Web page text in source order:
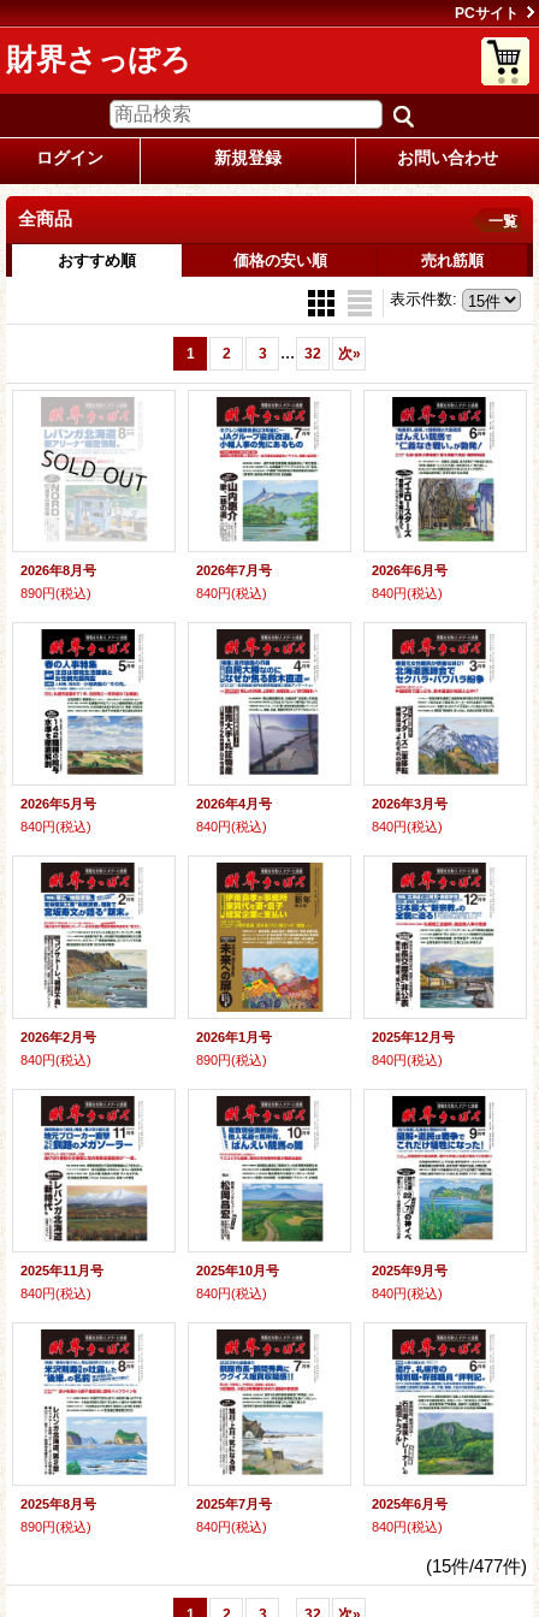
PCサイト
財界さっぽろ
ログイン 新規登録 お問い合わせ
全商品 一覧
おすすめ順 価格の安い順 売れ筋順
表示件数:
1 2 3 ... 32 次»
2026年8月号
890円(税込)
2026年7月号
840円(税込)
2026年6月号
840円(税込)
2026年5月号
840円(税込)
2026年4月号
840円(税込)
2026年3月号
840円(税込)
2026年2月号
840円(税込)
2026年1月号
890円(税込)
2025年12月号
840円(税込)
2025年11月号
840円(税込)
2025年10月号
840円(税込)
2025年9月号
840円(税込)
2025年8月号
890円(税込)
2025年7月号
840円(税込)
2025年6月号
840円(税込)
(15件/477件)